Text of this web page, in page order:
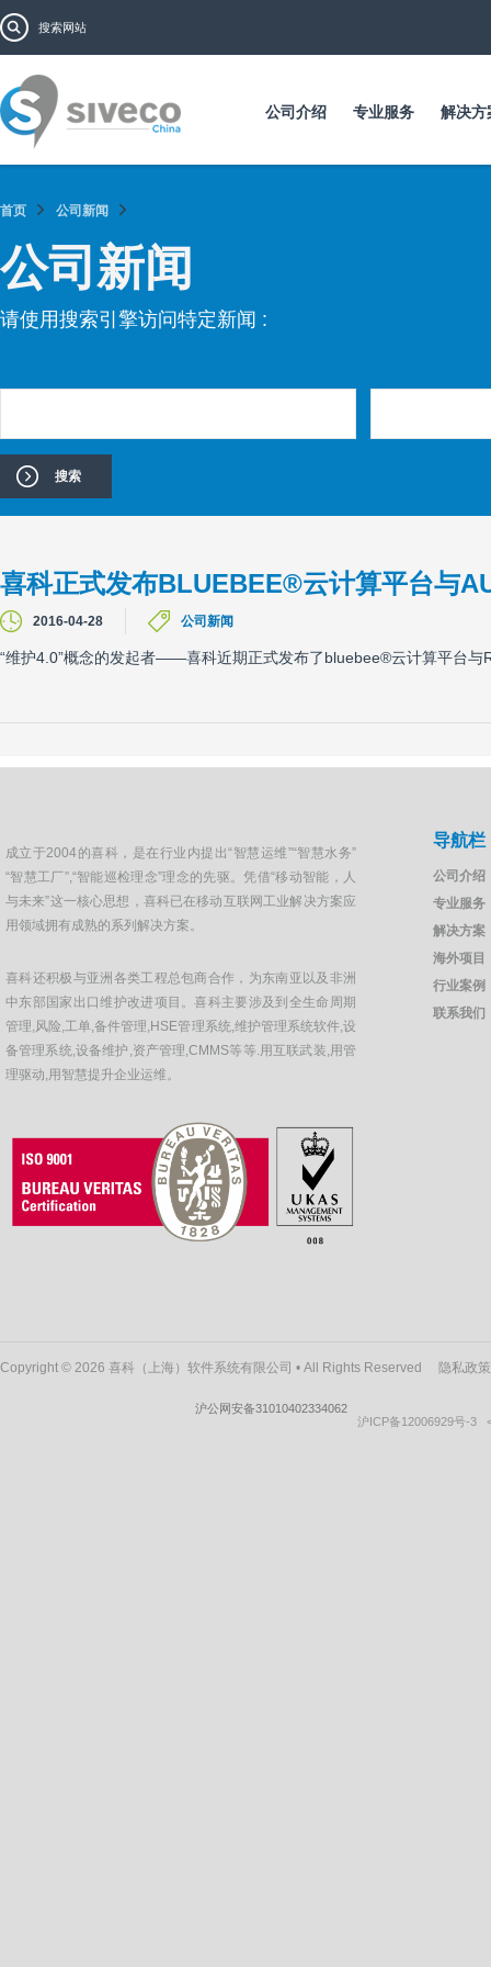
到
要
内
搜索表单
公司介绍 专业服务 解决方
首页 公司新闻
公司新闻
请使用搜索引擎访问特定新闻 :
喜科正式发布BLUEBEE®云计算平台与
2016-04-28 公司新闻
“维护4.0”概念的发起者——喜科近期正式发布了bluebee®云计算平台与
成立于2004的喜科，是在行业内提出“智慧运维”“智慧水务”
“智慧工厂”,“智能巡检理念”理念的先驱。凭借“移动智能，人
与未来”这一核心思想，喜科已在移动互联网工业解决方案应
用领域拥有成熟的系列解决方案。
喜科还积极与亚洲各类工程总包商合作，为东南亚以及非洲
中东部国家出口维护改进项目。喜科主要涉及到全生命周期
管理,风险,工单,备件管理,HSE管理系统,维护管理系统软件,设
备管理系统,设备维护,资产管理,CMMS等等.用互联武装,用管
理驱动,用智慧提升企业运维。
导航栏
公司介绍
专业服务
解决方案
海外项目
行业案例
联系我们
Copyright © 2026 喜科（上海）软件系统有限公司 • All Rights Reserved 隐私政策
沪ICP备12006929号-3
沪公网安备31010402334062